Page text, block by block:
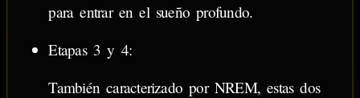
para entrar en el sueño profundo.
Etapas 3 y 4:
También caracterizado por NREM, estas dos